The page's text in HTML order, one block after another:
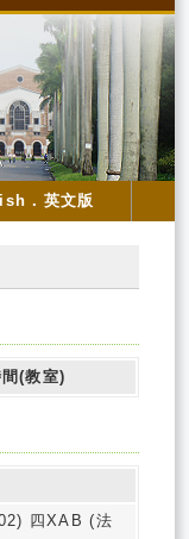
．英文版
間(教室)
四XAB (法